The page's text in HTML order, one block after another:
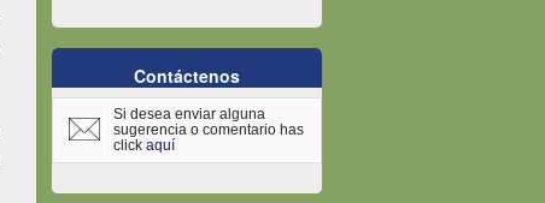
Contáctenos
Si desea enviar alguna
sugerencia o comentario has
clickaquí